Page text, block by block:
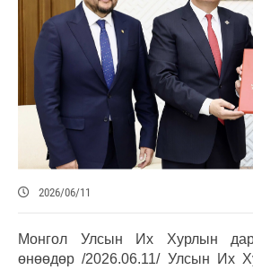
2026/06/11
Монгол Улсын Их Хурлын
өнөөдөр /2026.06.11/ Улсын Их